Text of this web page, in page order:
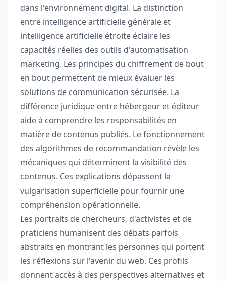
dans l'environnement digital. La distinction
entre intelligence artificielle générale et
intelligence artificielle étroite éclaire les
capacités réelles des outils d'automatisation
marketing. Les principes du chiffrement de bout
en bout permettent de mieux évaluer les
solutions de communication sécurisée. La
différence juridique entre hébergeur et éditeur
aide à comprendre les responsabilités en
matière de contenus publiés. Le fonctionnement
des algorithmes de recommandation révèle les
mécaniques qui déterminent la visibilité des
contenus. Ces explications dépassent la
vulgarisation superficielle pour fournir une
compréhension opérationnelle.
Les portraits de chercheurs, d'activistes et de
praticiens humanisent des débats parfois
abstraits en montrant les personnes qui portent
les réflexions sur l'avenir du web. Ces profils
donnent accès à des perspectives alternatives et